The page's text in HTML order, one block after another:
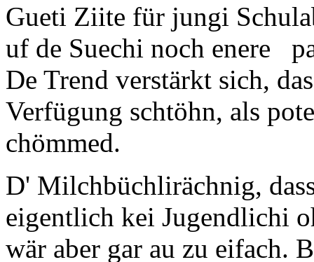
Gueti Ziite für jungi
uf de Suechi noch enere
De Trend verstärkt sich,
Verfügung schtöhn, als
chömmed.
D' Milchbüchlirächnig,
eigentlich kei Jugendlichi
wär aber gar au zu eifach.